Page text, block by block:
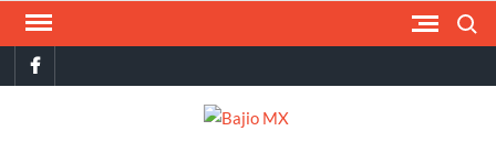
Saltar
contenidofacebook